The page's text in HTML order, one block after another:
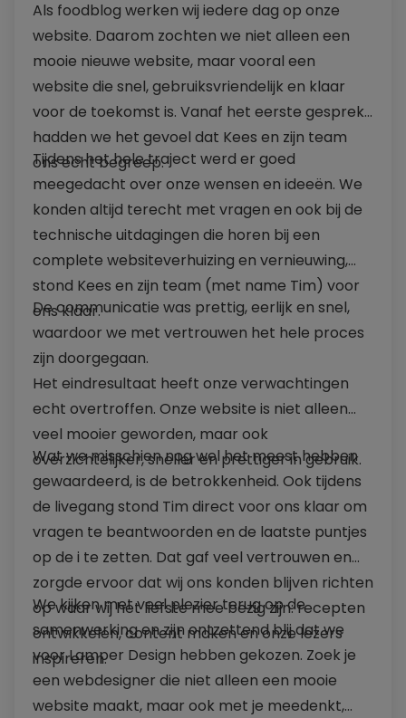
Als foodblog werken wij iedere dag op onze
website. Daarom zochten we niet alleen een
mooie nieuwe website, maar vooral een
website die snel, gebruiksvriendelijk en klaar
voor de toekomst is. Vanaf het eerste gesprek
hadden we het gevoel dat Kees en zijn team
ons echt begreep.
Tijdens het hele traject werd er goed
meegedacht over onze wensen en ideeën. We
konden altijd terecht met vragen en ook bij de
technische uitdagingen die horen bij een
complete websiteverhuizing en vernieuwing,
stond Kees en zijn team (met name Tim) voor
ons klaar.
De communicatie was prettig, eerlijk en snel,
waardoor we met vertrouwen het hele proces
zijn doorgegaan.
Het eindresultaat heeft onze verwachtingen
echt overtroffen. Onze website is niet alleen
veel mooier geworden, maar ook
overzichtelijker, sneller en prettiger in gebruik.
Wat we misschien nog wel het meest hebben
gewaardeerd, is de betrokkenheid. Ook tijdens
de livegang stond Tim direct voor ons klaar om
vragen te beantwoorden en de laatste puntjes
op de i te zetten. Dat gaf veel vertrouwen en
zorgde ervoor dat wij ons konden blijven richten
op waar wij het liefste mee bezig zijn: recepten
ontwikkelen, content maken en onze lezers
inspireren.
We kijken met veel plezier terug op de
samenwerking en zijn ontzettend blij dat we
voor Lamper Design hebben gekozen. Zoek je
een webdesigner die niet alleen een mooie
website maakt, maar ook met je meedenkt,